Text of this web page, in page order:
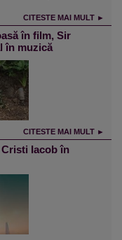
CITESTE MAI MULT ►
în film, Sir
în muzică
CITESTE MAI MULT ►
Iacob în